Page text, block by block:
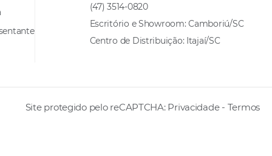
(47) 3514-0820
Escritório e Showroom: Camboriú/SC
Centro de Distribuição: Itajaí/SC
Site protegido pelo reCAPTCHA: Privacidade- Termos